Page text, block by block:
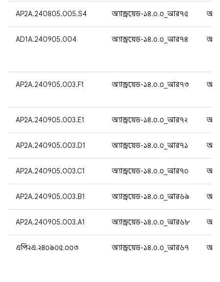
AP2A.240805.005.S4 অ্যান্ড্রয়েড-১৪.০.০_আর৭৫
AD1A.240905.004 অ্যান্ড্রয়েড-১৪.০.০_আর৭৪
AP2A.240905.003.F1 অ্যান্ড্রয়েড-১৪.০.০_আর৭৩
AP2A.240905.003.E1 অ্যান্ড্রয়েড-১৪.০.০_আর৭২
AP2A.240905.003.D1 অ্যান্ড্রয়েড-১৪.০.০_আর৭১
AP2A.240905.003.C1 অ্যান্ড্রয়েড-১৪.০.০_আর৭০
AP2A.240905.003.B1 অ্যান্ড্রয়েড-১৪.০.০_আর৬৯
AP2A.240905.003.A1 অ্যান্ড্রয়েড-১৪.০.০_আর৬৮
এপি২এ.২৪০৯০৫.০০৩ অ্যান্ড্রয়েড-১৪.০.০_আর৬৭